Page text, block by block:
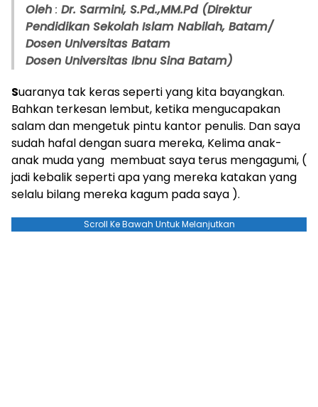
Oleh : Dr. Sarmini, S.Pd.,MM.Pd (Direktur
Pendidikan Sekolah Islam Nabilah, Batam/
Dosen Universitas Batam
Dosen Universitas Ibnu Sina Batam)
Suaranya tak keras seperti yang kita bayangkan.
Bahkan terkesan lembut, ketika mengucapakan
salam dan mengetuk pintu kantor penulis. Dan saya
sudah hafal dengan suara mereka, Kelima anak-
anak muda yang membuat saya terus mengagumi, (
jadi kebalik seperti apa yang mereka katakan yang
selalu bilang mereka kagum pada saya ).
Scroll Ke Bawah Untuk Melanjutkan